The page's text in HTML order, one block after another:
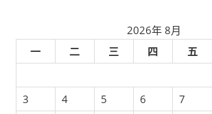
2026年 8月
一
二 三 四 五
3
4 5 6 7